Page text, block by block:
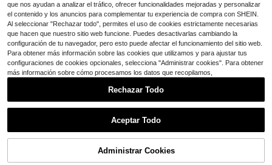
¡24% DE DESCUENTO!
que nos ayudan a analizar el tráfico, ofrecer funcionalidades mejoradas y personalizar
el contenido y los anuncios para complementar tu experiencia de compra con SHEIN.
Al seleccionar "Rechazar todo", permites el uso de cookies estrictamente necesarias
que hacen que nuestro sitio web funcione. Puedes desactivarlas cambiando la
configuración de tu navegador, pero esto puede afectar el funcionamiento del sitio web.
Para obtener más información sobre las cookies que utilizamos y para ajustar tus
configuraciones de cookies opcionales, selecciona "Administrar cookies". Para obtener
más información sobre cómo procesamos los datos que recopilamos,
Rechazar Todo
Aceptar Todo
Administrar Cookies